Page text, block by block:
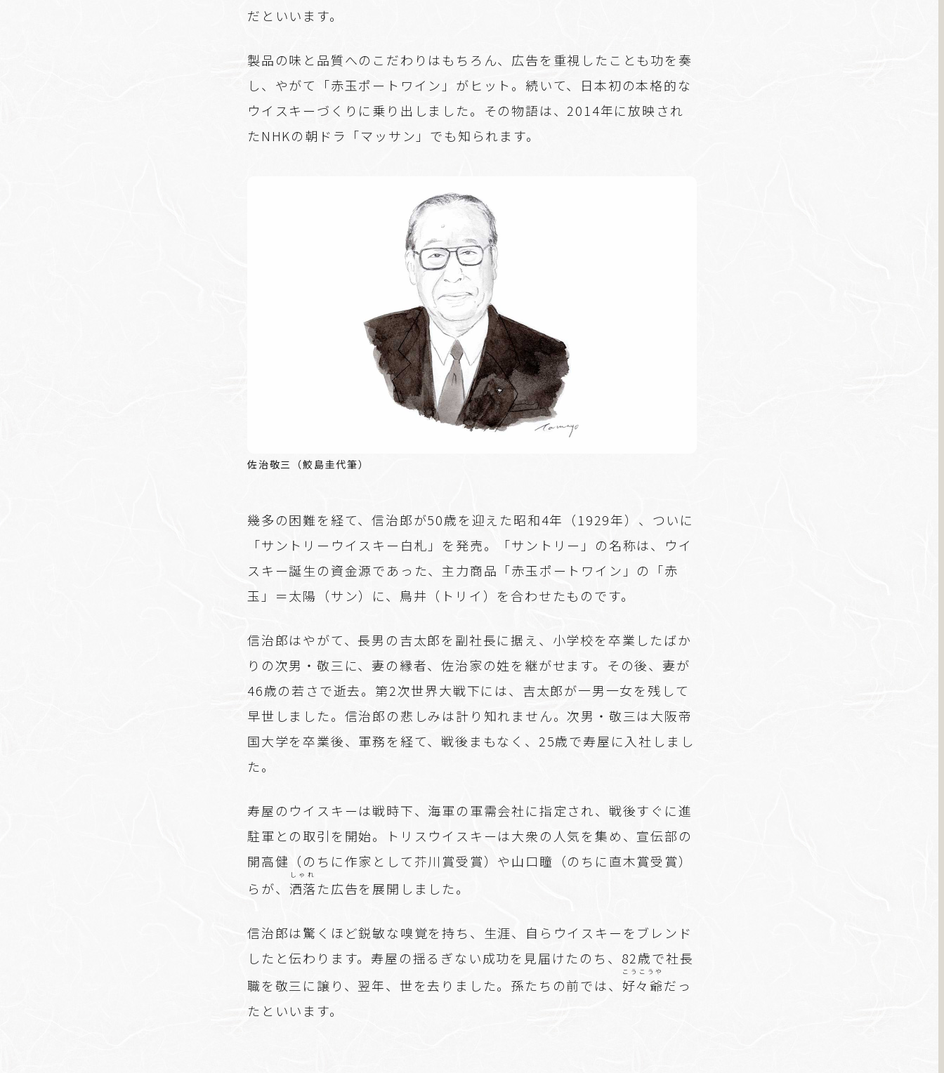
だといいます。
製品の味と品質へのこだわりはもちろん、広告を重視したことも功を奏
し、やがて「赤玉ポートワイン」がヒット。続いて、日本初の本格的な
ウイスキーづくりに乗り出しました。その物語は、2014年に放映され
たNHKの朝ドラ「マッサン」でも知られます。
佐治敬三（鮫島圭代筆）
幾多の困難を経て、信治郎が50歳を迎えた昭和4年（1929年）、ついに
「サントリーウイスキー白札」を発売。「サントリー」の名称は、ウイ
スキー誕生の資金源であった、主力商品「赤玉ポートワイン」の「赤
玉」＝太陽（サン）に、鳥井（トリイ）を合わせたものです。
信治郎はやがて、長男の吉太郎を副社長に据え、小学校を卒業したばか
りの次男・敬三に、妻の縁者、佐治家の姓を継がせます。その後、妻が
46歳の若さで逝去。第2次世界大戦下には、吉太郎が一男一女を残して
早世しました。信治郎の悲しみは計り知れません。次男・敬三は大阪帝
国大学を卒業後、軍務を経て、戦後まもなく、25歳で寿屋に入社しまし
た。
寿屋のウイスキーは戦時下、海軍の軍需会社に指定され、戦後すぐに進
駐軍との取引を開始。トリスウイスキーは大衆の人気を集め、宣伝部の
開高健（のちに作家として芥川賞受賞）や山口瞳（のちに直木賞受賞）
らが、 洒落
しゃれ
た広告を展開しました。
信治郎は驚くほど鋭敏な嗅覚を持ち、生涯、自らウイスキーをブレンド
したと伝わります。寿屋の揺るぎない成功を見届けたのち、82歳で社長
職を敬三に譲り、翌年、世を去りました。孫たちの前では、 好々爺
こうこうや
だっ
たといいます。